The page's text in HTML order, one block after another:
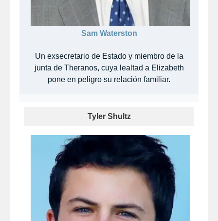
Sam Waterston
Un exsecretario de Estado y miembro de la
junta de Theranos, cuya lealtad a Elizabeth
pone en peligro su relación familiar.
Tyler Shultz